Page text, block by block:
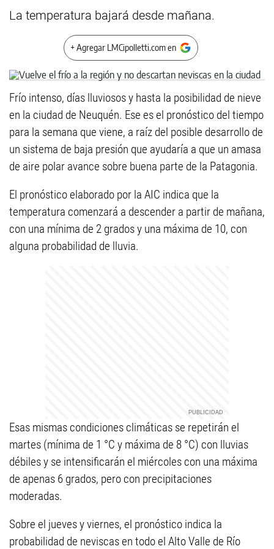
La temperatura bajará desde mañana.
+ Agregar LMCipolletti.com en
Frío intenso, días lluviosos y hasta la posibilidad de nieve
en la ciudad de Neuquén. Ese es el pronóstico del tiempo
para la semana que viene, a raíz del posible desarrollo de
un sistema de baja presión que ayudaría a que un amasa
de aire polar avance sobre buena parte de la Patagonia.
El pronóstico elaborado por la AIC indica que la
temperatura comenzará a descender a partir de mañana,
con una mínima de 2 grados y una máxima de 10, con
alguna probabilidad de lluvia.
Esas mismas condiciones climáticas se repetirán el
martes (mínima de 1 °C y máxima de 8 °C) con lluvias
débiles y se intensificarán el miércoles con una máxima
de apenas 6 grados, pero con precipitaciones
moderadas.
Sobre el jueves y viernes, el pronóstico indica la
probabilidad de neviscas en todo el Alto Valle de Río